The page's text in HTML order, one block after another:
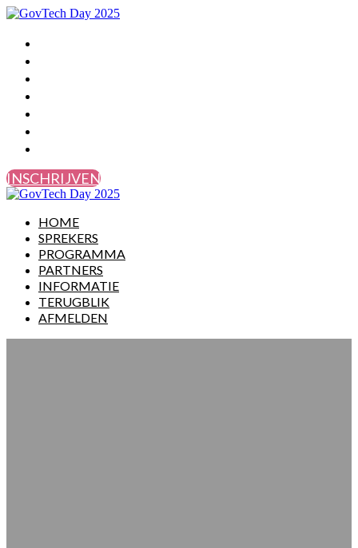
INSCHRIJVEN
HOME
SPREKERS
PROGRAMMA
PARTNERS
INFORMATIE
TERUGBLIK
AFMELDEN